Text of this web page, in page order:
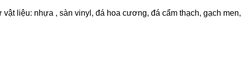
liệu: nhựa , sàn vinyl, đá hoa cương, đá cẩm thạch, gạch men,